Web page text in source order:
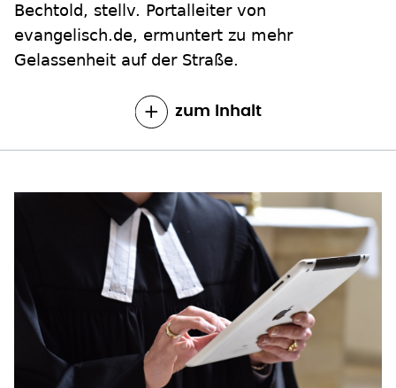
Bechtold, stellv. Portalleiter von
evangelisch.de, ermuntert zu mehr
Gelassenheit auf der Straße.
zum Inhalt